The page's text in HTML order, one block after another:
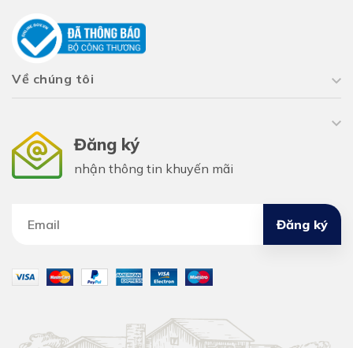
Về chúng tôi
Đăng ký
nhận thông tin khuyến mãi
Đăng ký